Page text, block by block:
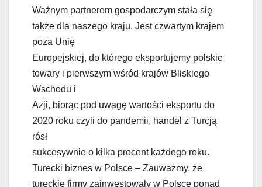
Ważnym partnerem gospodarczym stała się
także dla naszego kraju. Jest czwartym krajem
poza Unię
Europejskiej, do którego eksportujemy polskie
towary i pierwszym wśród krajów Bliskiego
Wschodu i
Azji, biorąc pod uwagę wartości eksportu do
2020 roku czyli do pandemii, handel z Turcją
rósł
sukcesywnie o kilka procent każdego roku.
Turecki biznes w Polsce – Zauważmy, że
tureckie firmy zainwestowały w Polsce ponad